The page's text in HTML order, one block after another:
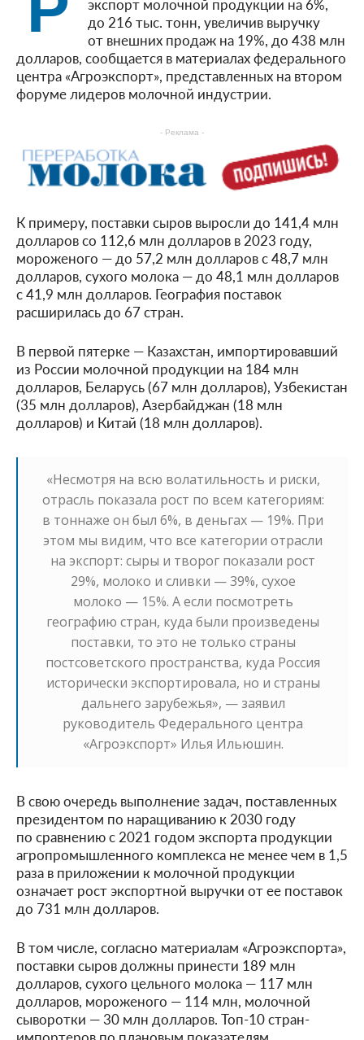
экспорт молочной продукции на 6%,
до 216 тыс. тонн, увеличив выручку
от внешних продаж на 19%, до 438 млн
долларов, сообщается в материалах федерального
центра «Агроэкспорт», представленных на втором
форуме лидеров молочной индустрии.
- Реклама -
К примеру, поставки сыров выросли до 141,4 млн
долларов со 112,6 млн долларов в 2023 году,
мороженого — до 57,2 млн долларов с 48,7 млн
долларов, сухого молока — до 48,1 млн долларов
с 41,9 млн долларов. География поставок
расширилась до 67 стран.
В первой пятерке — Казахстан, импортировавший
из России молочной продукции на 184 млн
долларов, Беларусь (67 млн долларов), Узбекистан
(35 млн долларов), Азербайджан (18 млн
долларов) и Китай (18 млн долларов).
«Несмотря на всю волатильность и риски,
отрасль показала рост по всем категориям:
в тоннаже он был 6%, в деньгах — 19%. При
этом мы видим, что все категории отрасли
на экспорт: сыры и творог показали рост
29%, молоко и сливки — 39%, сухое
молоко — 15%. А если посмотреть
географию стран, куда были произведены
поставки, то это не только страны
постсоветского пространства, куда Россия
исторически экспортировала, но и страны
дальнего зарубежья», — заявил
руководитель Федерального центра
«Агроэкспорт» Илья Ильюшин.
В свою очередь выполнение задач, поставленных
президентом по наращиванию к 2030 году
по сравнению с 2021 годом экспорта продукции
агропромышленного комплекса не менее чем в 1,5
раза в приложении к молочной продукции
означает рост экспортной выручки от ее поставок
до 731 млн долларов.
В том числе, согласно материалам «Агроэкспорта»,
поставки сыров должны принести 189 млн
долларов, сухого цельного молока — 117 млн
долларов, мороженого — 114 млн, молочной
сыворотки — 30 млн долларов. Топ-10 стран-